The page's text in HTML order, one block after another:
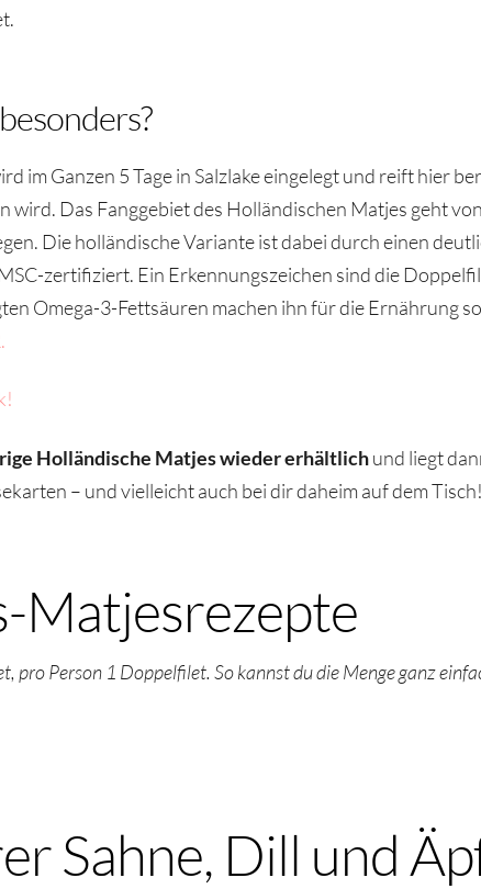
im Ganzen 5 Tage in Salzlake eingelegt und reift hier
wird. Das Fanggebiet des Holländischen Matjes geht
Die holländische Variante ist dabei durch einen
zertifiziert. Ein Erkennungszeichen sind die
Omega-3-Fettsäuren machen ihn für die Ernährung
Holländische Matjes wieder erhältlichund liegt
– und vielleicht auch bei dir daheim auf dem
Matjesrezepte
pro Person 1 Doppelfilet. So kannst du die Menge ganz
Sahne, Dill und